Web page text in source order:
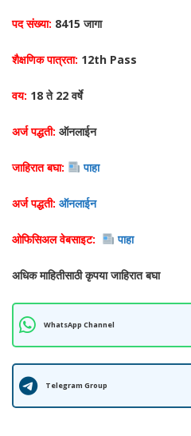
पद संख्या: 8415 जागा
शैक्षणिक पात्रता: 12th Pass
वय: 18 ते 22 वर्षे
अर्ज पद्धती: ऑनलाईन
जाहिरात बघा: पाहा
अर्ज पद्धती: ऑनलाईन
ओफिसिअल वेबसाइट: पाहा
अधिक माहितीसाठी कृपया जाहिरात बघा
WhatsApp Channel
Telegram Group